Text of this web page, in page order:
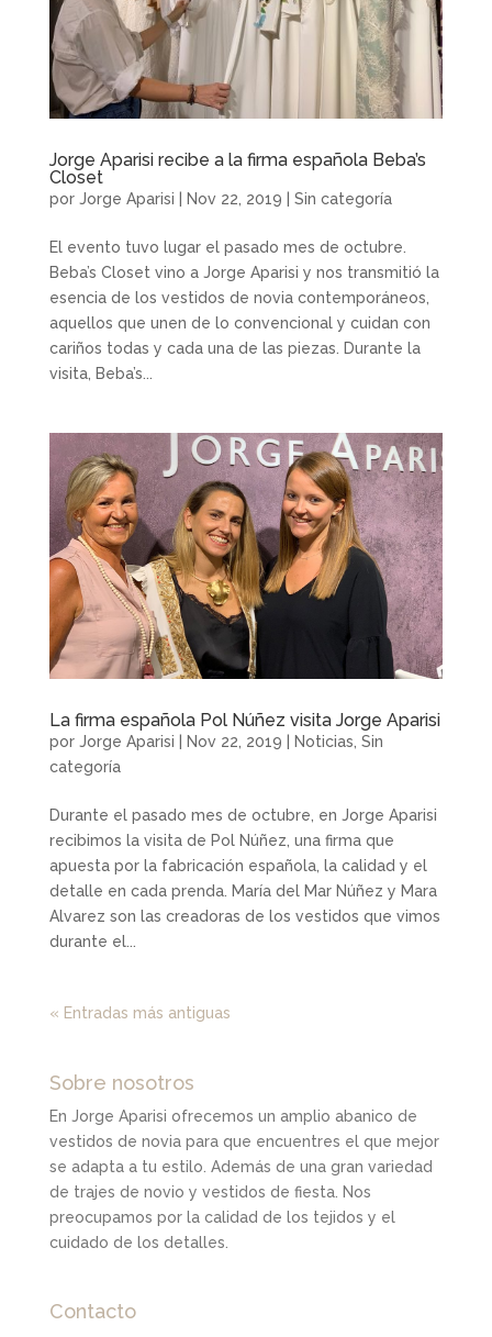
Jorge Aparisi recibe a la firma española Beba’s
Closet
por Jorge Aparisi Nov 22, 2019 Sin categoría
El evento tuvo lugar el pasado mes de octubre.
Beba’s Closet vino a Jorge Aparisi y nos transmitió la
esencia de los vestidos de novia contemporáneos,
aquellos que unen de lo convencional y cuidan con
cariños todas y cada una de las piezas. Durante la
visita, Beba’s...
La firma española Pol Núñez visita Jorge Aparisi
por Jorge Aparisi Nov 22, 2019 Noticias, Sin
categoría
Durante el pasado mes de octubre, en Jorge Aparisi
recibimos la visita de Pol Núñez, una firma que
apuesta por la fabricación española, la calidad y el
detalle en cada prenda. María del Mar Núñez y Mara
Alvarez son las creadoras de los vestidos que vimos
durante el...
« Entradas más antiguas
Sobre nosotros
En Jorge Aparisi ofrecemos un amplio abanico de
vestidos de novia para que encuentres el que mejor
se adapta a tu estilo. Además de una gran variedad
de trajes de novio y vestidos de fiesta. Nos
preocupamos por la calidad de los tejidos y el
cuidado de los detalles.
Contacto